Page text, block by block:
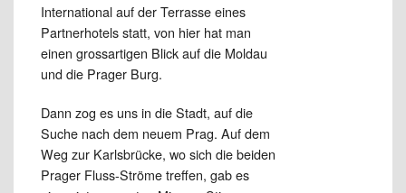
International auf der Terrasse eines
Partnerhotels statt, von hier hat man
einen grossartigen Blick auf die Moldau
und die Prager Burg.
Dann zog es uns in die Stadt, auf die
Suche nach dem neuem Prag. Auf dem
Weg zur Karlsbrücke, wo sich die beiden
Prager Fluss-Ströme treffen, gab es